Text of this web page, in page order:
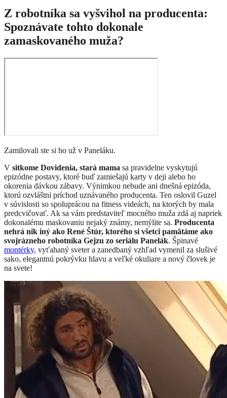
Z robotníka sa vyšvihol na producenta:
Spoznávate tohto dokonale
zamaskovaného muža?
Zamilovali ste si ho už v Paneláku.
V sitkome Dovidenia, stará mama sa pravidelne vyskytujú
epizódne postavy, ktoré buď zamiešajú karty v deji alebo ho
okorenia dávkou zábavy. Výnimkou nebude ani dnešná epizóda,
ktorú ozvláštni príchod uznávaného producenta. Ten oslovil Guzel
v súvislosti so spoluprácou na fitness videách, na ktorých by mala
predcvičovať. Ak sa vám predstaviteľ mocného muža zdá aj napriek
dokonalému maskovaniu nejaký známy, nemýlite sa. Producenta
nehrá nik iný ako René Štúr, ktorého si všetci pamätáme ako
svojrázneho robotníka Gejzu zo seriálu Panelák. Špinavé
montérky, vyťahaný sveter a zanedbaný vzhľad vymenil za slušivé
sako, elegantnú pokrývku hlavu a veľké okuliare a nový človek je
na svete!